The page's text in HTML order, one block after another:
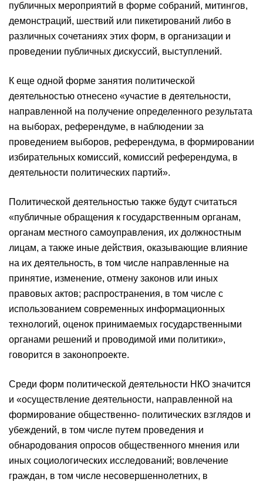
публичных мероприятий в форме собраний, митингов,
демонстраций, шествий или пикетирований либо в
различных сочетаниях этих форм, в организации и
проведении публичных дискуссий, выступлений.
К еще одной форме занятия политической
деятельностью отнесено «участие в деятельности,
направленной на получение определенного результата
на выборах, референдуме, в наблюдении за
проведением выборов, референдума, в формировании
избирательных комиссий, комиссий референдума, в
деятельности политических партий».
Политической деятельностью также будут считаться
«публичные обращения к государственным органам,
органам местного самоуправления, их должностным
лицам, а также иные действия, оказывающие влияние
на их деятельность, в том числе направленные на
принятие, изменение, отмену законов или иных
правовых актов; распространения, в том числе с
использованием современных информационных
технологий, оценок принимаемых государственными
органами решений и проводимой ими политики»,
говорится в законопроекте.
Среди форм политической деятельности НКО значится
и «осуществление деятельности, направленной на
формирование общественно- политических взглядов и
убеждений, в том числе путем проведения и
обнародования опросов общественного мнения или
иных социологических исследований; вовлечение
граждан, в том числе несовершеннолетних, в